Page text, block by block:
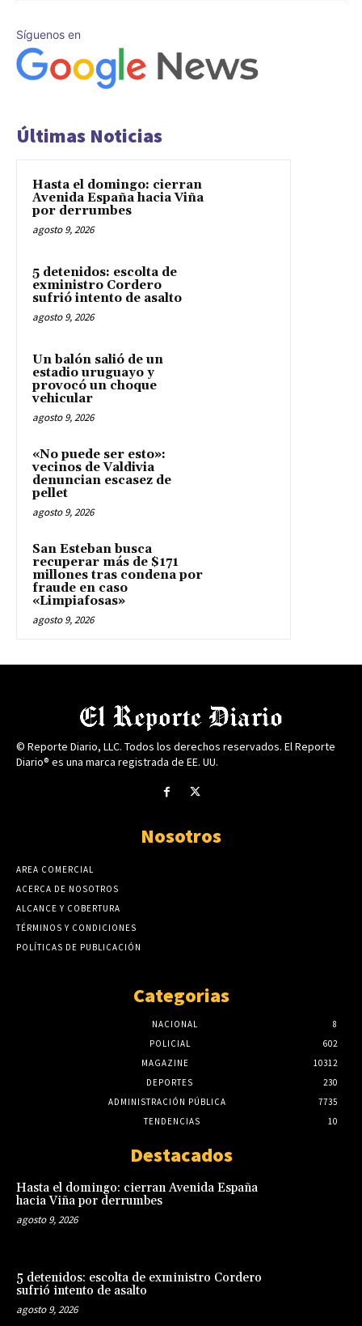
Síguenos en
Últimas Noticias
Hasta el domingo: cierran
Avenida España hacia Viña
por derrumbes
agosto 9, 2026
5 detenidos: escolta de
exministro Cordero
sufrió intento de asalto
agosto 9, 2026
Un balón salió de un
estadio uruguayo y
provocó un choque
vehicular
agosto 9, 2026
«No puede ser esto»:
vecinos de Valdivia
denuncian escasez de
pellet
agosto 9, 2026
San Esteban busca
recuperar más de $171
millones tras condena por
fraude en caso
«Limpiafosas»
agosto 9, 2026
© Reporte Diario, LLC. Todos los derechos reservados. El Reporte
Diario® es una marca registrada de EE. UU.
Nosotros
AREA COMERCIAL
ACERCA DE NOSOTROS
ALCANCE Y COBERTURA
TÉRMINOS Y CONDICIONES
POLÍTICAS DE PUBLICACIÓN
Categorias
NACIONAL
8
POLICIAL
602
MAGAZINE
10312
DEPORTES
230
ADMINISTRACIÓN PÚBLICA
7735
TENDENCIAS
10
Destacados
Hasta el domingo: cierran Avenida España
hacia Viña por derrumbes
agosto 9, 2026
5 detenidos: escolta de exministro Cordero
sufrió intento de asalto
agosto 9, 2026